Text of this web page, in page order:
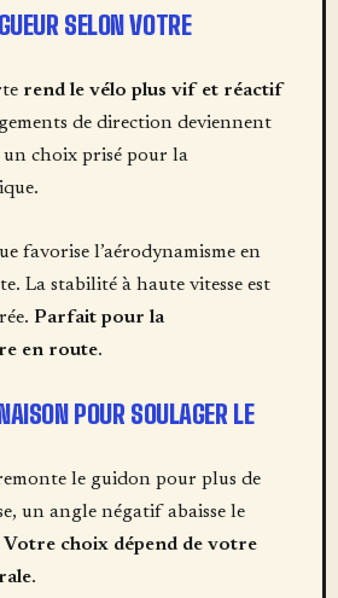
SELON VOTRE
rend le vélo plus vif et réactif
de direction deviennent
un choix prisé pour la
favorise l’aérodynamisme en
La stabilité à haute vitesse est
Parfait pour la
en route.
POUR SOULAGER LE
le guidon pour plus de
un angle négatif abaisse le
Votre choix dépend de votre
.